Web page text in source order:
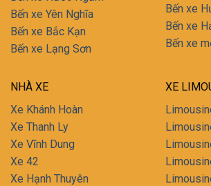
Bến xe Yên Nghĩa
Bến xe Bắc Kạn
Bến xe Lạng Sơn
Bến xe
Bến xe
Bến xe
NHÀ XE
Xe Khánh Hoàn
Xe Thanh Ly
Xe Vĩnh Dung
Xe 42
Xe Hạnh Thuyên
XE